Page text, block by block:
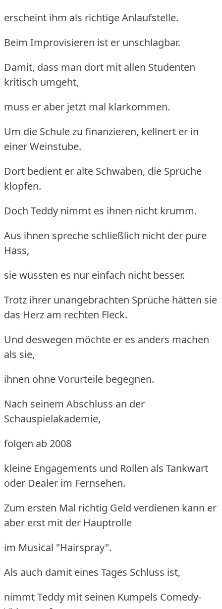
erscheint ihm als richtige Anlaufstelle.
Beim Improvisieren ist er unschlagbar.
Damit, dass man dort mit allen Studenten
kritisch umgeht,
muss er aber jetzt mal klarkommen.
Um die Schule zu finanzieren, kellnert er in
einer Weinstube.
Dort bedient er alte Schwaben, die Sprüche
klopfen.
Doch Teddy nimmt es ihnen nicht krumm.
Aus ihnen spreche schließlich nicht der pure
Hass,
sie wüssten es nur einfach nicht besser.
Trotz ihrer unangebrachten Sprüche hätten sie
das Herz am rechten Fleck.
Und deswegen möchte er es anders machen
als sie,
ihnen ohne Vorurteile begegnen.
Nach seinem Abschluss an der
Schauspielakademie,
folgen ab 2008
kleine Engagements und Rollen als Tankwart
oder Dealer im Fernsehen.
Zum ersten Mal richtig Geld verdienen kann er
aber erst mit der Hauptrolle
im Musical "Hairspray".
Als auch damit eines Tages Schluss ist,
nimmt Teddy mit seinen Kumpels Comedy-